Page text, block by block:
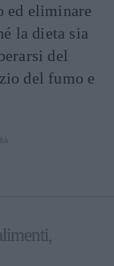
ed eliminare
la dieta sia
del
del fumo e